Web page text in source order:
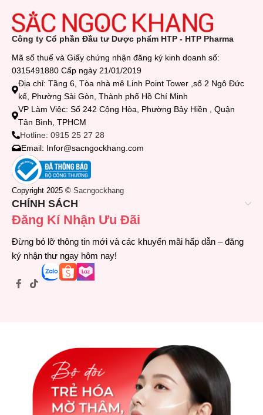
Công ty Cổ phần Đầu tư Dược phẩm HTP - HTP Pharma
Mã số thuế và Giấy chứng nhận đăng ký kinh doanh số:
0315491880 Cấp ngày 21/01/2019
Địa chỉ: Tầng 6, Tòa nhà mê Linh Point Tower ,số 2 Ngô Đức
kế, Phường Sài Gòn, Thành phố Hồ Chí Minh
VP Làm Việc: Số 242 Cộng Hòa, Phường Bảy Hiền , Quận
Tân Bình, TPHCM
Hotline: 0915 25 27 28
Email: Infor@sacngockhang.com
Copyright 2025 © Sacngockhang
CHÍNH SÁCH
Đăng Kí Nhận Ưu Đãi
Đừng bỏ lỡ thông tin mới và các khuyến mãi hấp dẫn – đăng
ký nhận thư ngay hôm nay!